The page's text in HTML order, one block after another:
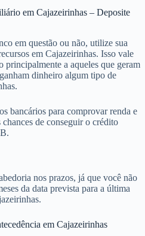
em Cajazeirinhas – Deposite
em questão ou não, utilize sua
em Cajazeirinhas. Isso vale
principalmente a aqueles que geram
dinheiro algum tipo de
bancários para comprovar renda e
de conseguir o crédito
nos prazos, já que você não
da data prevista para a última
em Cajazeirinhas